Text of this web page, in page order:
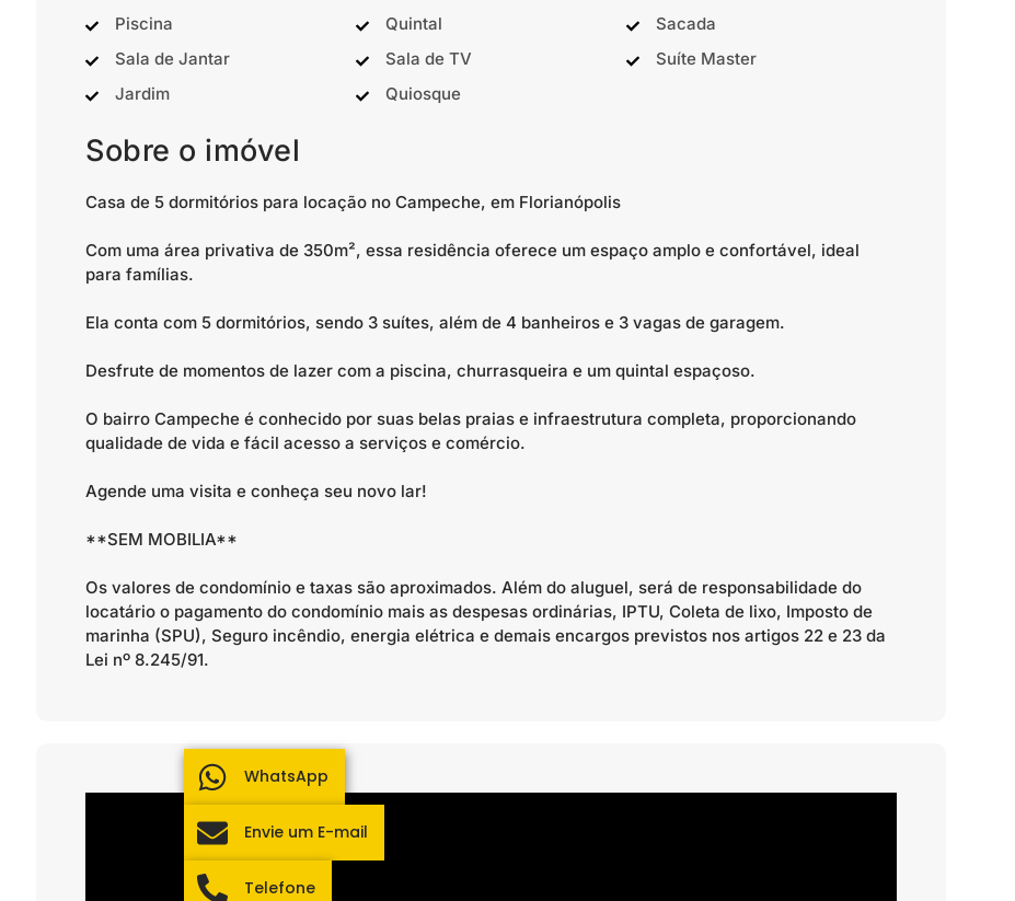
Piscina
Quintal
Sacada
Sala de Jantar
Sala de TV
Suíte Master
Jardim
Quiosque
Sobre o imóvel
Casa de 5 dormitórios para locação no Campeche, em Florianópolis
Com uma área privativa de 350m², essa residência oferece um espaço amplo e confortável, ideal
para famílias.
Ela conta com 5 dormitórios, sendo 3 suítes, além de 4 banheiros e 3 vagas de garagem.
Desfrute de momentos de lazer com a piscina, churrasqueira e um quintal espaçoso.
O bairro Campeche é conhecido por suas belas praias e infraestrutura completa, proporcionando
qualidade de vida e fácil acesso a serviços e comércio.
Agende uma visita e conheça seu novo lar!
**SEM MOBILIA**
Os valores de condomínio e taxas são aproximados. Além do aluguel, será de responsabilidade do
locatário o pagamento do condomínio mais as despesas ordinárias, IPTU, Coleta de lixo, Imposto de
marinha (SPU), Seguro incêndio, energia elétrica e demais encargos previstos nos artigos 22 e 23 da
Lei nº 8.245/91.
WhatsApp
Envie um E-mail
Telefone